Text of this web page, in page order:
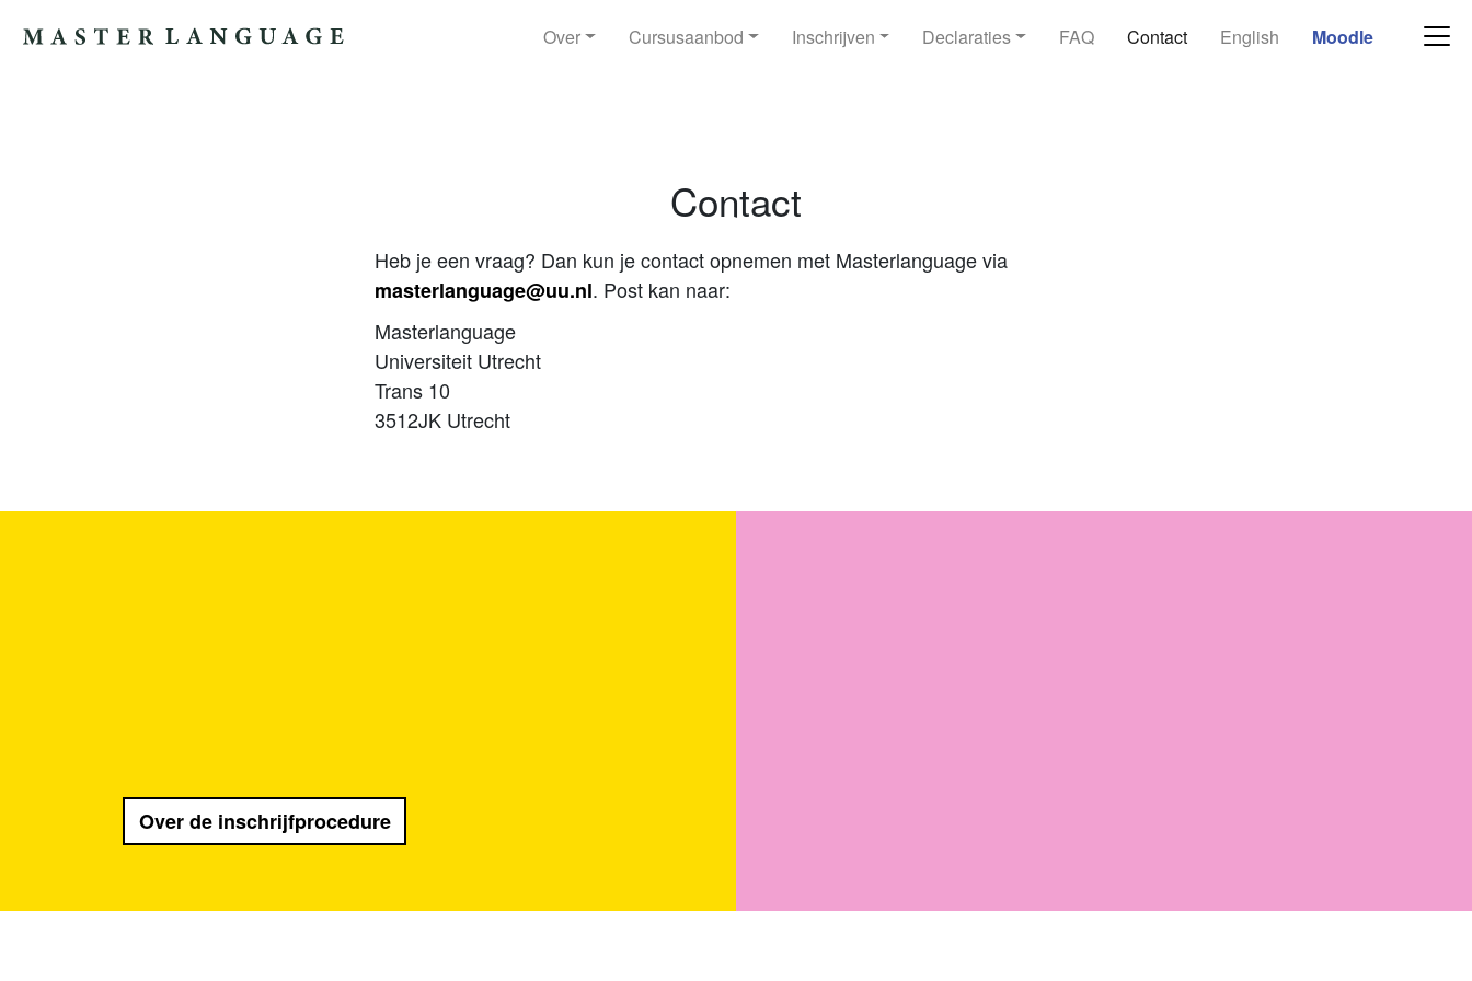
Hoofdnavigatie Over Cursusaanbod Inschrijven Declaraties FAQ Contact English Moodle
Contact
Heb je een vraag? Dan kun je contact opnemen met Masterlanguage via
masterlanguage@uu.nl. Post kan naar:
Masterlanguage
Universiteit Utrecht
Trans 10
3512JK Utrecht
Over de inschrijfprocedure